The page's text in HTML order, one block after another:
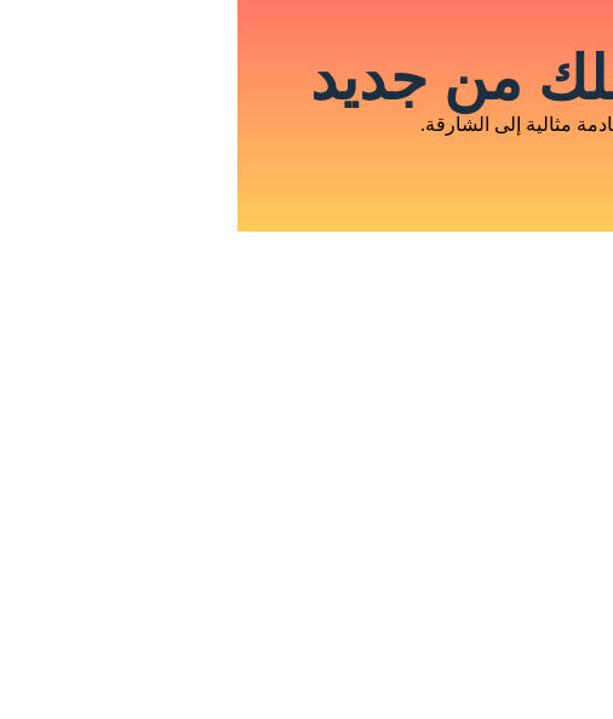
من جديد
مثالية إلى الشارقة.